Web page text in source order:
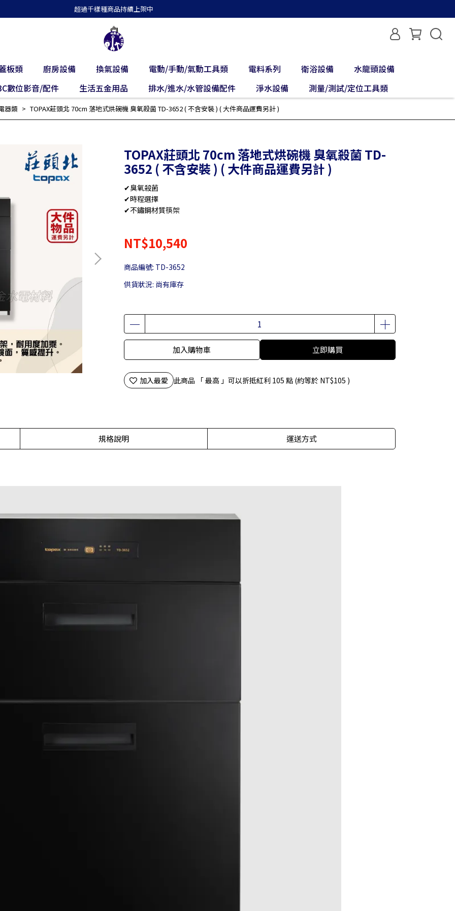
超過千樣種商品持續上架中
板類 廚房設備 換氣設備 電動/手動/氣動工具類 電料系列 衛浴設備
水龍頭設備
數位影音/配件
生活五金用品 排水/進水/水管設備配件 淨水設備 測量/測試/定位工具類
器類 TOPAX莊頭北 70cm 落地式烘碗機 臭氧殺菌 TD-3652 ( 不含安裝 ) ( 大件商品運費另計 )
TOPAX莊頭北 70cm 落地式烘碗機 臭氧殺菌 TD-
3652 ( 不含安裝 ) ( 大件商品運費另計 )
✔臭氧殺菌
✔時程選擇
✔不鏽鋼材質筷架
NT$10,540
商品編號: TD-3652
供貨狀況: 尚有庫存
加入購物車 立即購買
加入最愛 此商品 「 最高 」可以折抵紅利 105 點 (約等於 NT$105 )
規格說明 運送方式